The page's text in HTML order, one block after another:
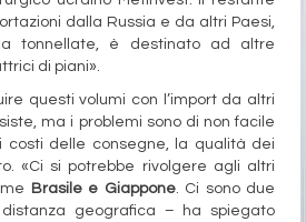
dalla Russia e da altri Paesi,
tonnellate, è destinato ad altre
di piani».
questi volumi con l’import da altri
ma i problemi sono di non facile
costi delle consegne, la qualità dei
«Ci si potrebbe rivolgere agli altri
Brasile e Giappone. Ci sono due
geografica – ha spiegato